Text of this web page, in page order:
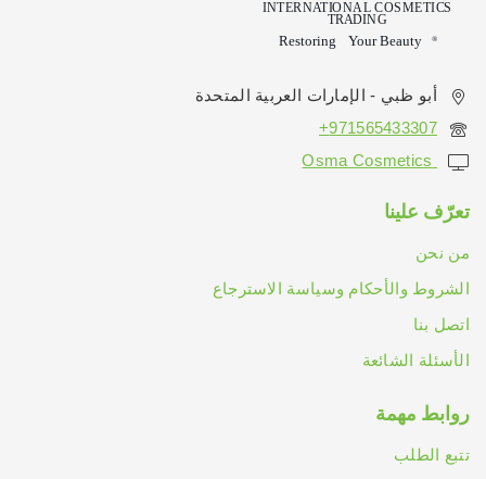
أبو ظبي - الإمارات العربية المتحدة
971565433307+
تعرّف علينا
من نحن
الشروط والأحكام وسياسة الاسترجاع
اتصل بنا
الأسئلة الشائعة
روابط مهمة
تتبع الطلب